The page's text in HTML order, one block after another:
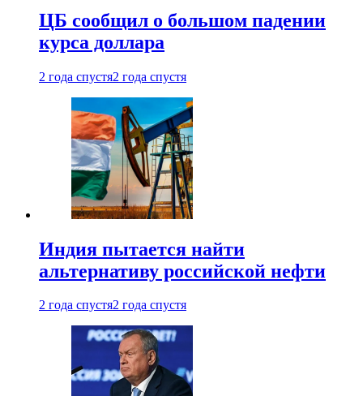
ЦБ сообщил о большом падении
курса доллара
2 года спустя2 года спустя
Индия пытается найти
альтернативу российской нефти
2 года спустя2 года спустя